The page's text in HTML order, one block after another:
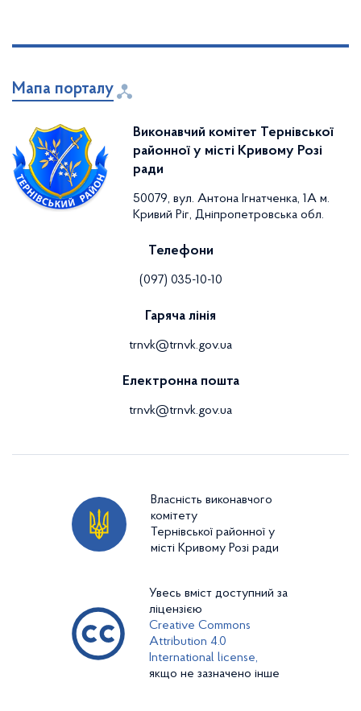
Мапа порталу
Виконавчий комітет Тернівської
районної у місті Кривому Розі
ради
50079, вул. Антона Ігнатченка, 1А м.
Кривий Ріг, Дніпропетровська обл.
Телефони
(097) 035-10-10
Гаряча лінія
trnvk@trnvk.gov.ua
Електронна пошта
trnvk@trnvk.gov.ua
Власність виконавчого
комітету
Тернівської районної у
місті Кривому Розі ради
Увесь вміст доступний за
ліцензією
Creative Commons
Attribution 4.0
International license,
якщо не зазначено інше